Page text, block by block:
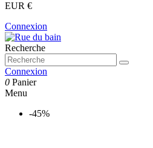
EUR €
Connexion
Recherche
Connexion
0 Panier
Menu
-45%